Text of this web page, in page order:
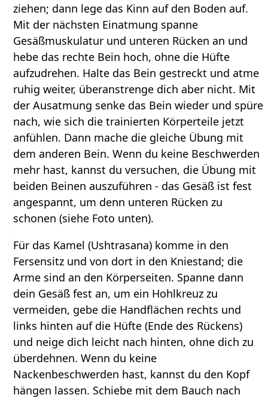
ziehen; dann lege das Kinn auf den Boden auf.
Mit der nächsten Einatmung spanne
Gesäßmuskulatur und unteren Rücken an und
hebe das rechte Bein hoch, ohne die Hüfte
aufzudrehen. Halte das Bein gestreckt und atme
ruhig weiter, überanstrenge dich aber nicht. Mit
der Ausatmung senke das Bein wieder und spüre
nach, wie sich die trainierten Körperteile jetzt
anfühlen. Dann mache die gleiche Übung mit
dem anderen Bein. Wenn du keine Beschwerden
mehr hast, kannst du versuchen, die Übung mit
beiden Beinen auszuführen - das Gesäß ist fest
angespannt, um denn unteren Rücken zu
schonen (siehe Foto unten).
Für das Kamel (Ushtrasana) komme in den
Fersensitz und von dort in den Kniestand; die
Arme sind an den Körperseiten. Spanne dann
dein Gesäß fest an, um ein Hohlkreuz zu
vermeiden, gebe die Handflächen rechts und
links hinten auf die Hüfte (Ende des Rückens)
und neige dich leicht nach hinten, ohne dich zu
überdehnen. Wenn du keine
Nackenbeschwerden hast, kannst du den Kopf
hängen lassen. Schiebe mit dem Bauch nach